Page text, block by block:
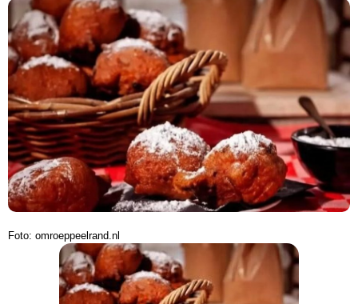
Foto: omroeppeelrand.nl